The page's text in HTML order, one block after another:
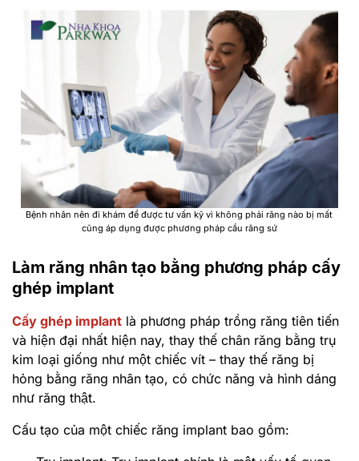
Bệnh nhân nên đi khám để được tư vấn kỹ vì không phải răng nào bị mất
cũng áp dụng được phương pháp cầu răng sứ
Làm răng nhân tạo bằng phương pháp cấy
ghép implant
Cấy ghép implant là phương pháp trồng răng tiên tiến
và hiện đại nhất hiện nay, thay thế chân răng bằng trụ
kim loại giống như một chiếc vít – thay thế răng bị
hỏng bằng răng nhân tạo, có chức năng và hình dáng
như răng thật.
Cấu tạo của một chiếc răng implant bao gồm: